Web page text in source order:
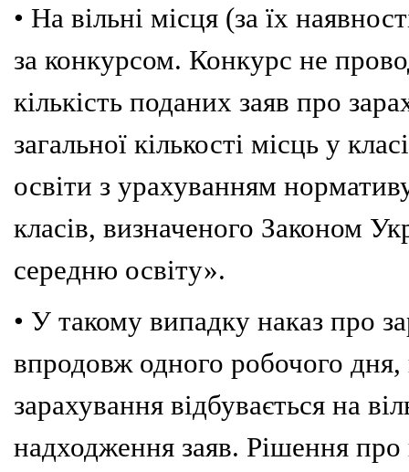
• На вільні місця (за їх
за конкурсом. Конкурс не
кількість поданих заяв про
загальної кількості місць у
освіти з урахуванням
класів, визначеного Законом
середню освіту».
• У такому випадку наказ про
впродовж одного робочого дня,
зарахування відбувається на
надходження заяв. Рішення про